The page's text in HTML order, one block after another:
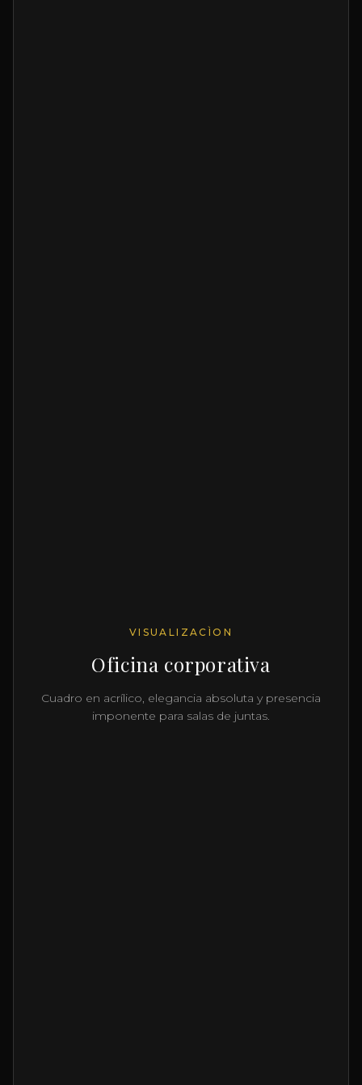
VISUALIZACÌON
Casa en la playa
Fotografía encapsulada en acrìlico y alumino
resistente a la humedad.